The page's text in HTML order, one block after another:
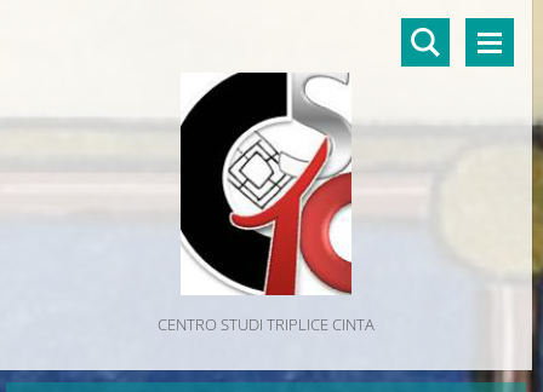
CENTRO STUDI TRIPLICE CINTA